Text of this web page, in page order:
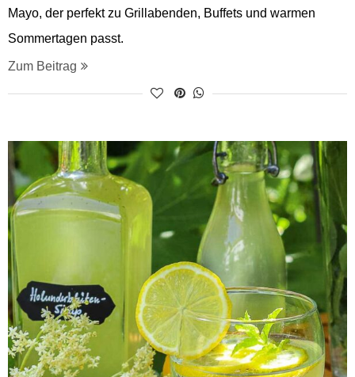
Mayo, der perfekt zu Grillabenden, Buffets und warmen
Sommertagen passt.
Zum Beitrag